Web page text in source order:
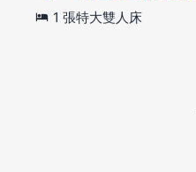
1 張特大雙人床